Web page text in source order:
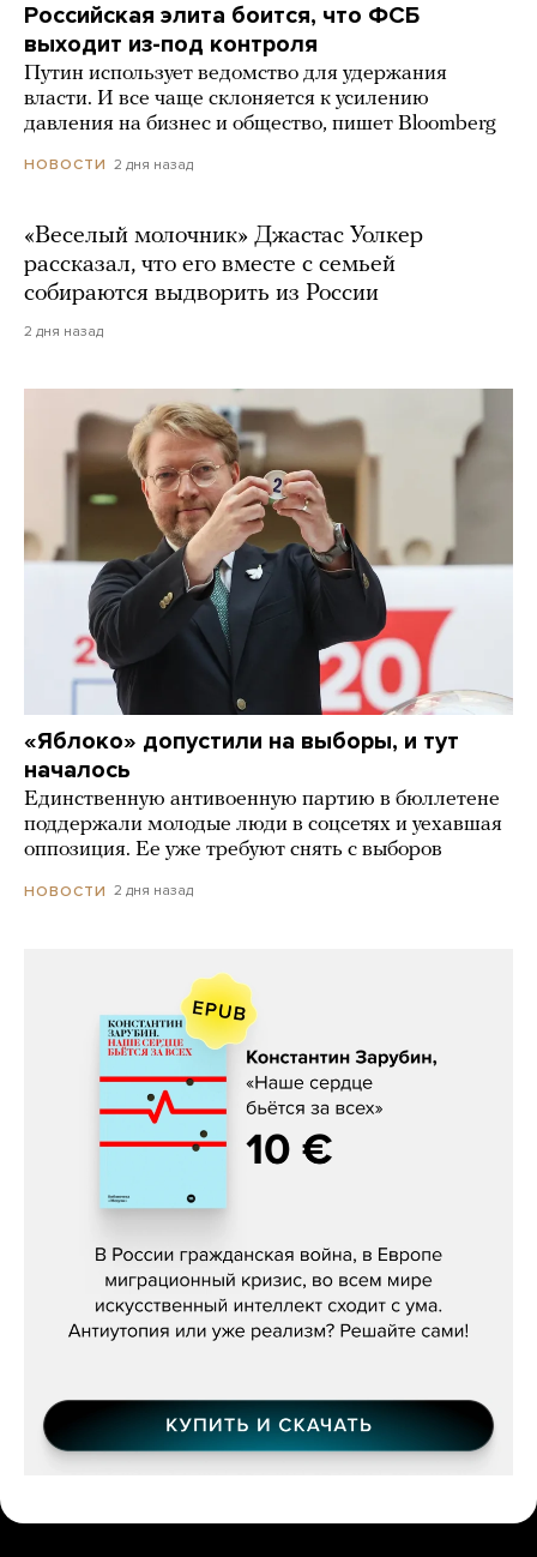
Российская элита боится, что ФСБ
выходит из-под контроля
Путин использует ведомство для удержания
власти. И все чаще склоняется к усилению
давления на бизнес и общество, пишет Bloomberg
НОВОСТИ 2 дня назад
«Веселый молочник» Джастас Уолкер
рассказал, что его вместе с семьей
собираются выдворить из России
2 дня назад
«Яблоко» допустили на выборы, и тут
началось
Единственную антивоенную партию в бюллетене
поддержали молодые люди в соцсетях и уехавшая
оппозиция. Ее уже требуют снять с выборов
НОВОСТИ 2 дня назад
Константин Зарубин, «Наше сердце